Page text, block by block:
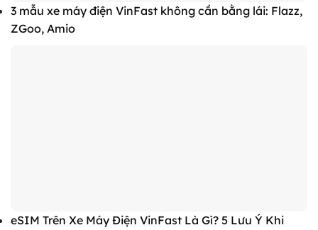
3 mẫu xe máy điện VinFast không cần bằng lái: Flazz,
ZGoo, Amio
eSIM Trên Xe Máy Điện VinFast Là Gì? 5 Lưu Ý Khi